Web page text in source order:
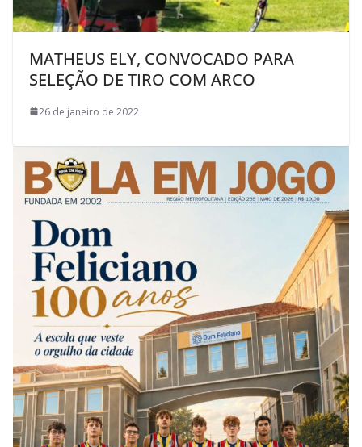
MATHEUS ELY, CONVOCADO PARA
SELEÇÃO DE TIRO COM ARCO
26 de janeiro de 2022